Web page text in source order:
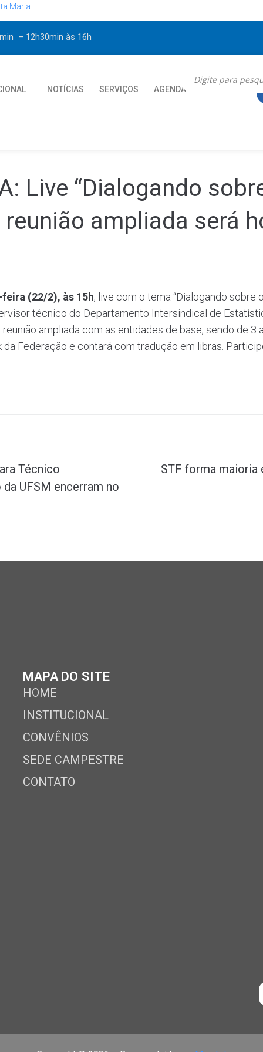
Maria
– 12h30min às 16h
NOTÍCIAS SERVIÇOS AGENDA
Live “Dialogando
ampliada será
(22/2), às 15h, live com o tema “Dialogando sobre
técnico do Departamento Intersindical de
ampliada com as entidades de base, sendo de
Federação e contará com tradução em libras.
Técnico
UFSM encerram no
STF forma maioria
MAPA DO SITE
HOME
INSTITUCIONAL
CONVÊNIOS
SEDE CAMPESTRE
CONTATO